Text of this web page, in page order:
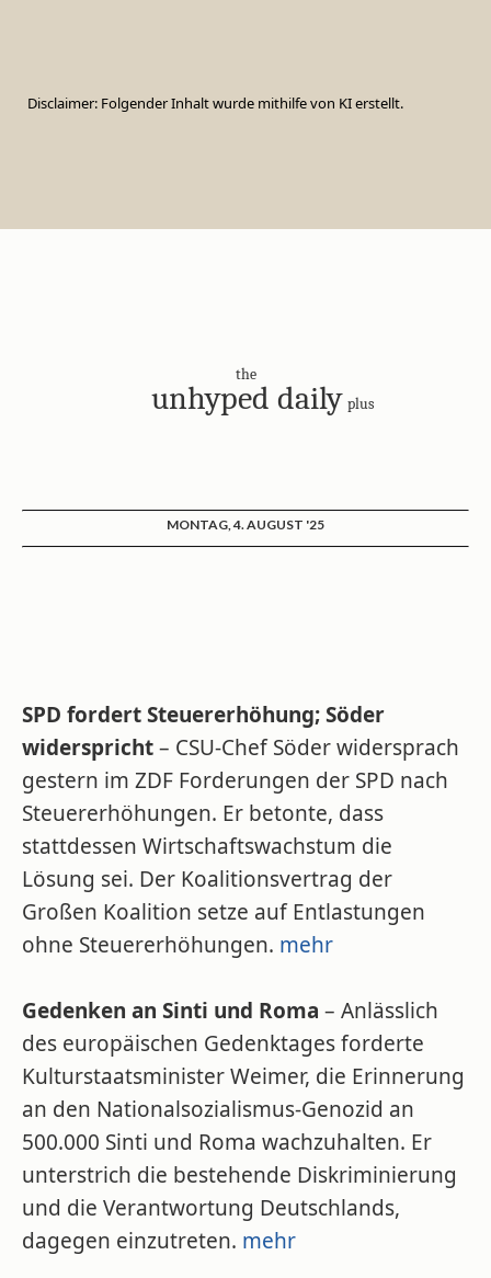
Disclaimer: Folgender Inhalt wurde mithilfe von KI erstellt.
the
unhyped daily plus
MONTAG, 4. AUGUST '25
SPD fordert Steuererhöhung; Söder
widerspricht– CSU-Chef Söder widersprach
gestern im ZDF Forderungen der SPD nach
Steuererhöhungen. Er betonte, dass
stattdessen Wirtschaftswachstum die
Lösung sei. Der Koalitionsvertrag der
Großen Koalition setze auf Entlastungen
ohne Steuererhöhungen. mehr
Gedenken an Sinti und Roma – Anlässlich
des europäischen Gedenktages forderte
Kulturstaatsminister Weimer, die Erinnerung
an den Nationalsozialismus-Genozid an
500.000 Sinti und Roma wachzuhalten. Er
unterstrich die bestehende Diskriminierung
und die Verantwortung Deutschlands,
dagegen einzutreten. mehr